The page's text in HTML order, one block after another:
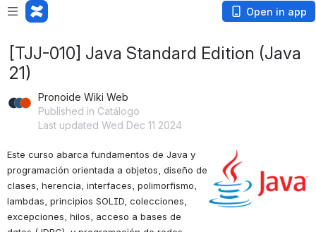
Open in app
[TJJ-010] Java Standard Edition (Java
21)
Pronoide Wiki Web
Published in Catálogo
Last updated Wed Dec 11 2024
Este curso abarca fundamentos de Java y
programación orientada a objetos, diseño de
clases, herencia, interfaces, polimorfismo,
lambdas, principios SOLID, colecciones,
excepciones, hilos, acceso a bases de
Open